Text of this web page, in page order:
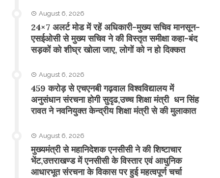
August 6, 2026
24×7 अलर्ट मोड में रहें अधिकारी-मुख्य सचिव मानसून-
एसईओसी से मुख्य सचिव ने की विस्तृत समीक्षा कहा-बंद
सड़कों को शीघ्र खोला जाए, लोगों को न हो दिक्कत
August 6, 2026
459 करोड़ से एचएनबी गढ़वाल विश्वविद्यालय में
अनुसंधान संरचना होगी सुदृढ,उच्च शिक्षा मंत्री धन सिंह
रावत ने नवनियुक्त केन्द्रीय शिक्षा मंत्री से की मुलाकात
August 6, 2026
मुख्यमंत्री से महानिदेशक एनसीसी ने की शिष्टाचार
भेंट,उत्तराखण्ड में एनसीसी के विस्तार एवं आधुनिक
आधारभूत संरचना के विकास पर हुई महत्वपूर्ण चर्चा